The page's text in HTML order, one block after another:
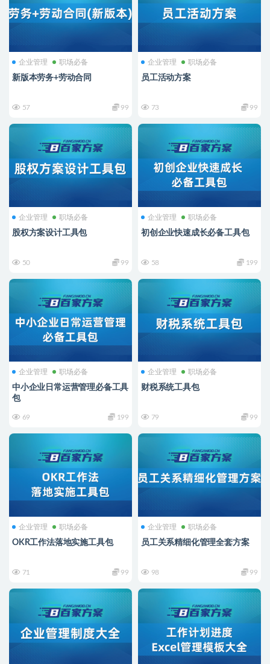
企业管理 职场必备
新版本劳务+劳动合同
57 99
企业管理 职场必备
员工活动方案
73 99
企业管理 职场必备
股权方案设计工具包
50 99
企业管理 职场必备
初创企业快速成长必备工具包
58 199
企业管理 职场必备
中小企业日常运营管理必备工具
包
69 199
企业管理 职场必备
财税系统工具包
79 99
企业管理 职场必备
OKR工作法落地实施工具包
71 99
企业管理 职场必备
员工关系精细化管理全套方案
98 99